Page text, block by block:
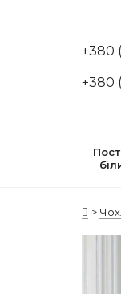
+380
+380